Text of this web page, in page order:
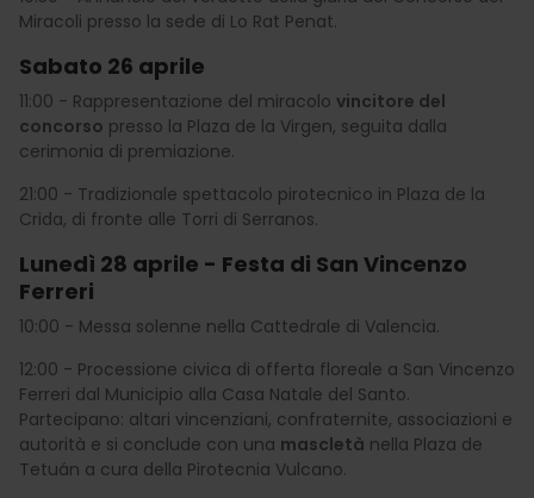
Miracoli presso la sede di Lo Rat Penat.
Sabato 26 aprile
11:00 - Rappresentazione del miracolo vincitore del
concorso presso la Plaza de la Virgen, seguita dalla
cerimonia di premiazione.
21:00 - Tradizionale spettacolo pirotecnico in Plaza de la
Crida, di fronte alle Torri di Serranos.
Lunedì 28 aprile - Festa di San Vincenzo
Ferreri
10:00 - Messa solenne nella Cattedrale di Valencia.
12:00 - Processione civica di offerta floreale a San Vincenzo
Ferreri dal Municipio alla Casa Natale del Santo.
Partecipano: altari vincenziani, confraternite, associazioni e
autorità e si conclude con una mascletà nella Plaza de
Tetuán a cura della Pirotecnia Vulcano.